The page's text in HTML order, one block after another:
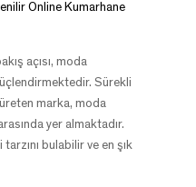
Online Kumarhane
açısı, moda
Sürekli
marka, moda
yer almaktadır.
bulabilir ve en şık